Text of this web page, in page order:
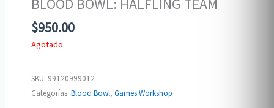
BLOOD BOWL: HALFLING TEAM
$950.00
Agotado
SKU: 99120999012
Categorías:Blood Bowl,Games Workshop